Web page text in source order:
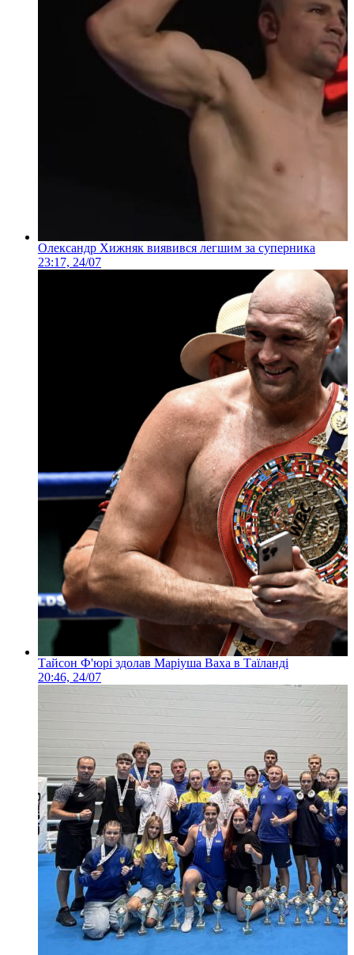
Олександр Хижняк виявився легшим за суперника
23:17, 24/07
Тайсон Ф'юрі здолав Маріуша Ваха в Таїланді
20:46, 24/07